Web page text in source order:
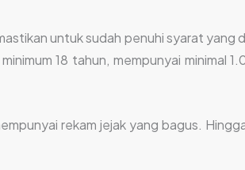
untuk sudah penuhi syarat yang
18 tahun, mempunyai minimal
rekam jejak yang bagus.